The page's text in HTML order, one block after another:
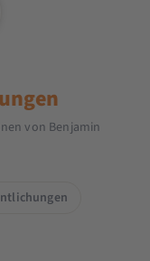
von Benjamin